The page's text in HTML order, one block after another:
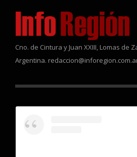
Cno. de Cintura y Juan XXIII, Lomas de
Argentina.